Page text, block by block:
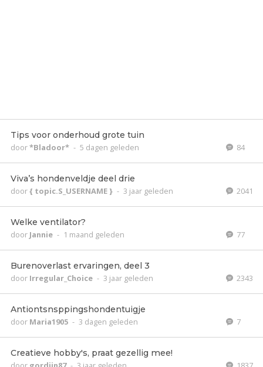
Tips voor onderhoud grote tuin
door*Bladoor* - 5 dagen geleden 84
Viva’s hondenveldje deel drie
door{ topic.S_USERNAME } - 3 jaar geleden 2041
Welke ventilator?
door Jannie - 1 maand geleden 77
Burenoverlast ervaringen, deel 3
door Irregular_Choice - 3 jaar geleden 2343
Antiontsnsppingshondentuigje
door Maria1905 - 3 dagen geleden 7
Creatieve hobby's, praat gezellig mee!